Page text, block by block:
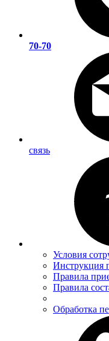
70-70
связь
Условия
Инструкция
Правила
Правила
Обработка